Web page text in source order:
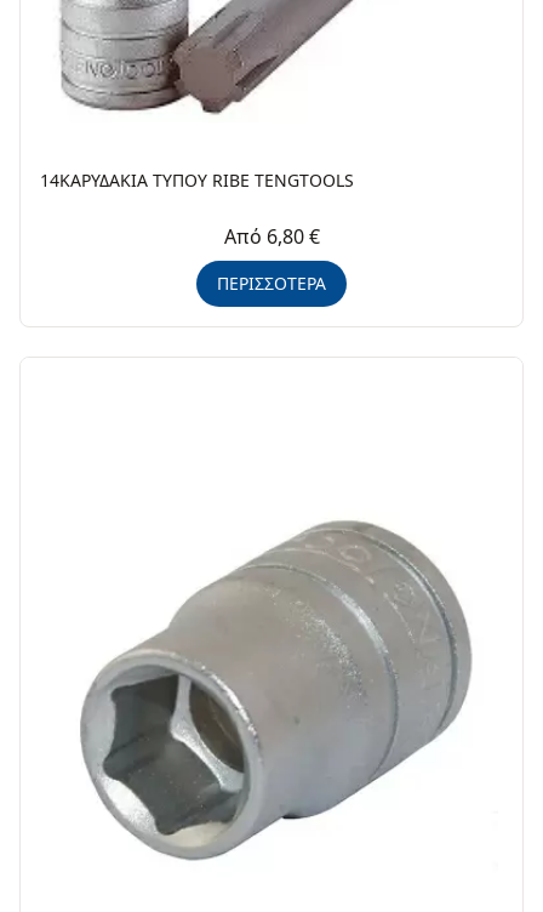
14ΚΑΡΥΔΑΚΙΑ ΤΥΠΟΥ RIBE TENGTOOLS
Από 6,80 €
ΠΕΡΙΣΣΟΤΕΡΑ